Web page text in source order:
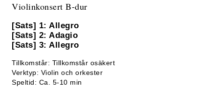
Violinkonsert B-dur
[Sats] 1: Allegro
[Sats] 2: Adagio
[Sats] 3: Allegro
Tillkomstår: Tillkomstår osäkert
Verktyp: Violin och orkester
Speltid: Ca. 5-10 min